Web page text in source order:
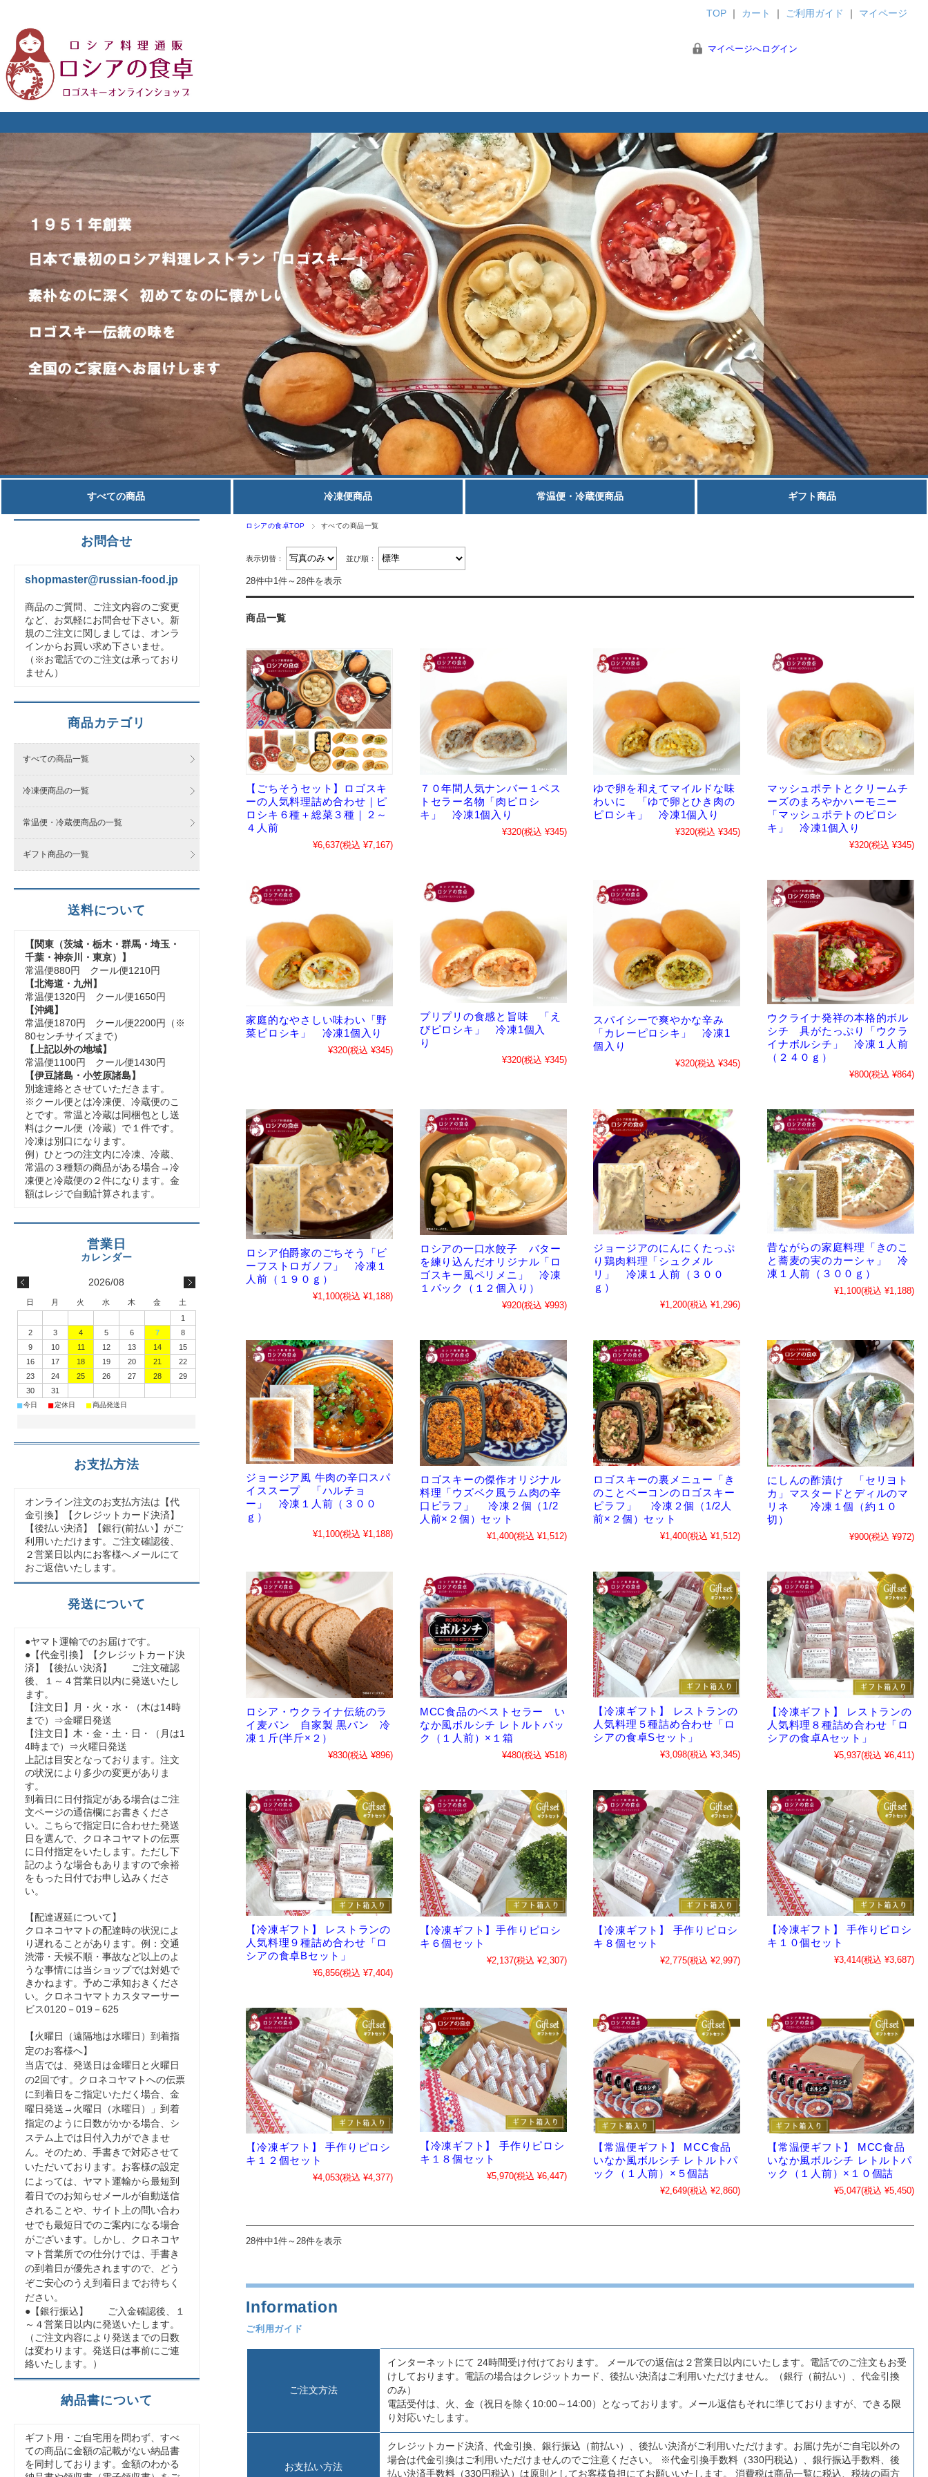
TOP カート ご利用ガイド マイページ
マイページへログイン
すべての商品 冷凍便商品 常温便・冷蔵便商品 ギフト商品
ロシアの食卓TOP すべての商品一覧
表示切替： 並び順：
28件中1件～28件を表示
商品一覧
【ごちそうセット】ロゴスキ
ーの人気料理詰め合わせ｜ピ
ロシキ６種＋総菜３種｜２～
４人前
¥6,637(税込 ¥7,167)
７０年間人気ナンバー１ベス
トセラー名物「肉ピロシ
キ」 冷凍1個入り
¥320(税込 ¥345)
ゆで卵を和えてマイルドな味
わいに 「ゆで卵とひき肉の
ピロシキ」 冷凍1個入り
¥320(税込 ¥345)
マッシュポテトとクリームチ
ーズのまろやかハーモニー
「マッシュポテトのピロシ
キ」 冷凍1個入り
¥320(税込 ¥345)
家庭的なやさしい味わい「野
菜ピロシキ」 冷凍1個入り
¥320(税込 ¥345)
プリプリの食感と旨味 「え
びピロシキ」 冷凍1個入
り
¥320(税込 ¥345)
スパイシーで爽やかな辛み
「カレーピロシキ」 冷凍1
個入り
¥320(税込 ¥345)
ウクライナ発祥の本格的ボル
シチ 具がたっぷり「ウクラ
イナボルシチ」 冷凍１人前
（２４０ｇ）
¥800(税込 ¥864)
ロシア伯爵家のごちそう「ビ
ーフストロガノフ」 冷凍１
人前（１９０ｇ）
¥1,100(税込 ¥1,188)
ロシアの一口水餃子 バター
を練り込んだオリジナル「ロ
ゴスキー風ペリメニ」 冷凍
１パック（１２個入り）
¥920(税込 ¥993)
ジョージアのにんにくたっぷ
り鶏肉料理「シュクメル
リ」 冷凍１人前（３００
ｇ）
¥1,200(税込 ¥1,296)
昔ながらの家庭料理「きのこ
と蕎麦の実のカーシャ」 冷
凍１人前（３００ｇ）
¥1,100(税込 ¥1,188)
ジョージア風 牛肉の辛口スパ
イススープ 「ハルチョ
ー」 冷凍１人前（３００
ｇ）
¥1,100(税込 ¥1,188)
ロゴスキーの傑作オリジナル
料理「ウズベク風ラム肉の辛
口ピラフ」 冷凍２個（1/2
人前×２個）セット
¥1,400(税込 ¥1,512)
ロゴスキーの裏メニュー「き
のことベーコンのロゴスキー
ピラフ」 冷凍２個（1/2人
前×２個）セット
¥1,400(税込 ¥1,512)
にしんの酢漬け 「セリヨト
カ」マスタードとディルのマ
リネ 冷凍１個（約１０
切）
¥900(税込 ¥972)
ロシア・ウクライナ伝統のラ
イ麦パン 自家製 黒パン 冷
凍１斤(半斤×２）
¥830(税込 ¥896)
MCC食品のベストセラー い
なか風ボルシチ レトルトパッ
ク（１人前）×１箱
¥480(税込 ¥518)
【冷凍ギフト】 レストランの
人気料理５種詰め合わせ「ロ
シアの食卓Sセット」
¥3,098(税込 ¥3,345)
【冷凍ギフト】 レストランの
人気料理８種詰め合わせ「ロ
シアの食卓Aセット」
¥5,937(税込 ¥6,411)
【冷凍ギフト】 レストランの
人気料理９種詰め合わせ「ロ
シアの食卓Bセット」
¥6,856(税込 ¥7,404)
【冷凍ギフト】手作りピロシ
キ６個セット
¥2,137(税込 ¥2,307)
【冷凍ギフト】 手作りピロシ
キ８個セット
¥2,775(税込 ¥2,997)
【冷凍ギフト】 手作りピロシ
キ１０個セット
¥3,414(税込 ¥3,687)
【冷凍ギフト】 手作りピロシ
キ１２個セット
¥4,053(税込 ¥4,377)
【冷凍ギフト】 手作りピロシ
キ１８個セット
¥5,970(税込 ¥6,447)
【常温便ギフト】 MCC食品
いなか風ボルシチ レトルトパ
ック（１人前）×５個詰
¥2,649(税込 ¥2,860)
【常温便ギフト】 MCC食品
いなか風ボルシチ レトルトパ
ック（１人前）×１０個詰
¥5,047(税込 ¥5,450)
28件中1件～28件を表示
ご利用ガイド
ご注文方法
インターネットにて 24時間受け付けております。 メールでの返信は２営業日以内にいたします。電話でのご注文もお受
けしております。電話の場合はクレジットカード、後払い決済はご利用いただけません。（銀行（前払い）、代金引換
のみ）
電話受付は、火、金（祝日を除く10:00～14:00）となっております。メール返信もそれに準じておりますが、できる限
り対応いたします。
お支払い方法
クレジットカード決済、代金引換、銀行振込（前払い）、後払い決済がご利用いただけます。お届け先がご自宅以外の
場合は代金引換はご利用いただけませんのでご注意ください。 ※代金引換手数料（330円税込）、銀行振込手数料、後
払い決済手数料（330円税込）は原則としてお客様負担にてお願いいたします。 消費税は商品一覧に税込、税抜の両方
お問合せ
shopmaster@russian-food.jp
商品のご質問、ご注文内容のご変更
など、お気軽にお問合せ下さい。新
規のご注文に関しましては、オンラ
インからお買い求め下さいませ。
（※お電話でのご注文は承っており
ません）
商品カテゴリ
すべての商品一覧
冷凍便商品の一覧
常温便・冷蔵便商品の一覧
ギフト商品の一覧
送料について
【関東（茨城・栃木・群馬・埼玉・
千葉・神奈川・東京）】
常温便880円 クール便1210円
【北海道・九州】
常温便1320円 クール便1650円
【沖縄】
常温便1870円 クール便2200円（※
80センチサイズまで）
【上記以外の地域】
常温便1100円 クール便1430円
【伊豆諸島・小笠原諸島】
別途連絡とさせていただきます。
※クール便とは冷凍便、冷蔵便のこ
とです。常温と冷蔵は同梱包とし送
料はクール便（冷蔵）で１件です。
冷凍は別口になります。
例）ひとつの注文内に冷凍、冷蔵、
常温の３種類の商品がある場合→冷
凍便と冷蔵便の２件になります。金
額はレジで自動計算されます。
2026/08
日 月 火 水 木 金
土
1
2
3 4 5 6 7
8
9
10 11 12 13 14
15
16
17 18 19 20 21
22
23
24 25 26 27 28
29
30
31
■今日 ■定休日 ■商品発送日
お支払方法
オンライン注文のお支払方法は【代
金引換】【クレジットカード決済】
【後払い決済】【銀行(前払い】がご
利用いただけます。ご注文確認後、
２営業日以内にお客様へメールにて
おご返信いたします。
発送について
●ヤマト運輸でのお届けです。
●【代金引換】【クレジットカード決
済】【後払い決済】 ご注文確認
後、１～４営業日以内に発送いたし
ます。
【注文日】月・火・水・（木は14時
まで）⇒金曜日発送
【注文日】木・金・土・日・（月は1
4時まで）⇒火曜日発送
上記は目安となっております。注文
の状況により多少の変更がありま
す。
到着日に日付指定がある場合はご注
文ページの通信欄にお書きくださ
い。こちらで指定日に合わせた発送
日を選んで、クロネコヤマトの伝票
に日付指定をいたします。ただし下
記のような場合もありますので余裕
をもった日付でお申し込みくださ
い。
【配達遅延について】
クロネコヤマトの配達時の状況によ
り遅れることがあります。例：交通
渋滞・天候不順・事故など以上のよ
うな事情には当ショップでは対処で
きかねます。予めご承知おきくださ
い。クロネコヤマトカスタマーサー
ビス0120－019－625
【火曜日（遠隔地は水曜日）到着指
定のお客様へ】
当店では、発送日は金曜日と火曜日
の2回です。クロネコヤマトへの伝票
に到着日をご指定いただく場合、金
曜日発送→火曜日（水曜日）」到着
指定のように日数がかかる場合、シ
ステム上では日付入力ができませ
ん。そのため、手書きで対応させて
いただいております。お客様の設定
によっては、ヤマト運輸から最短到
着日でのお知らせメールが自動送信
されることや、サイト上の問い合わ
せでも最短日でのご案内になる場合
がございます。しかし、クロネコヤ
マト営業所での仕分けでは、手書き
の到着日が優先されますので、どう
ぞご安心のうえ到着日までお待ちく
ださい。
●【銀行振込】 ご入金確認後、１
～４営業日以内に発送いたします。
（ご注文内容により発送までの日数
は変わります。発送日は事前にご連
絡いたします。）
納品書について
ギフト用・ご自宅用を問わず、すべ
ての商品に金額の記載がない納品書
を同封しております。金額のわかる